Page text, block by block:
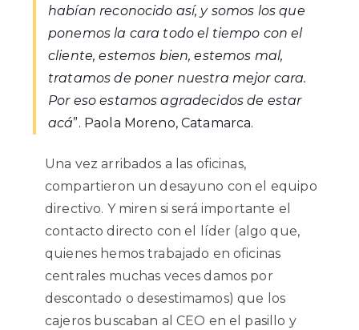
habían reconocido así, y somos los que
ponemos la cara todo el tiempo con el
cliente, estemos bien, estemos mal,
tratamos de poner nuestra mejor cara.
Por eso estamos agradecidos de estar
acá”. Paola Moreno, Catamarca.
Una vez arribados a las oficinas,
compartieron un desayuno con el equipo
directivo. Y miren si será importante el
contacto directo con el líder (algo que,
quienes hemos trabajado en oficinas
centrales muchas veces damos por
descontado o desestimamos) que los
cajeros buscaban al CEO en el pasillo y